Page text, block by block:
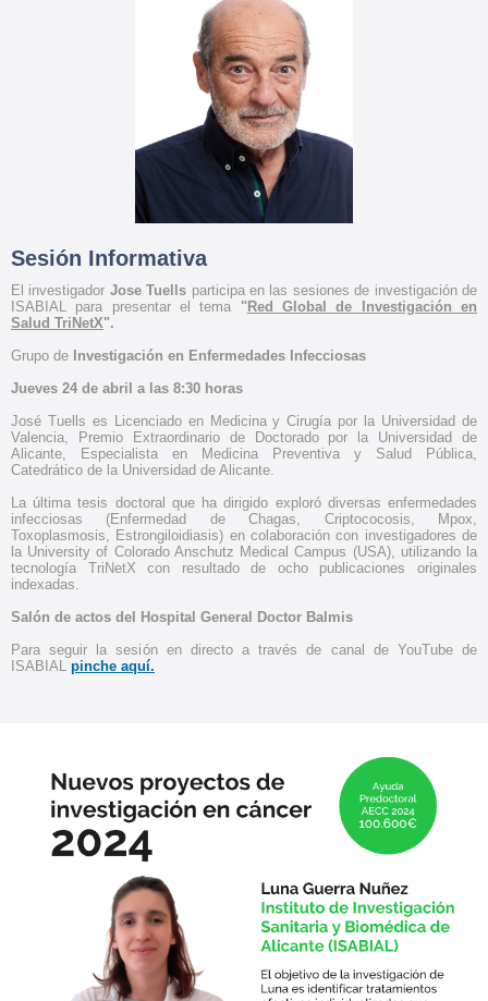
Sesión Informativa
El investigador Jose Tuells participa en las sesiones de investigación de
ISABIAL para presentar el tema "Red Global de Investigación en
Salud TriNetX".
Grupo de Investigación en Enfermedades Infecciosas
Jueves 24 de abril a las 8:30 horas
José Tuells es Licenciado en Medicina y Cirugía por la Universidad de
Valencia, Premio Extraordinario de Doctorado por la Universidad de
Alicante, Especialista en Medicina Preventiva y Salud Pública,
Catedrático de la Universidad de Alicante.
La última tesis doctoral que ha dirigido exploró diversas enfermedades
infecciosas (Enfermedad de Chagas, Criptococosis, Mpox,
Toxoplasmosis, Estrongiloidiasis) en colaboración con investigadores de
la University of Colorado Anschutz Medical Campus (USA), utilizando la
tecnología TriNetX con resultado de ocho publicaciones originales
indexadas.
Salón de actos del Hospital General Doctor Balmis
Para seguir la sesión en directo a través de canal de YouTube de
ISABIAL pinche aquí.